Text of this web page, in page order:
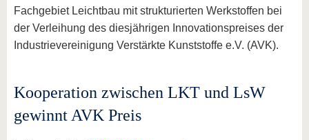
Fachgebiet Leichtbau mit strukturierten Werkstoffen bei
der Verleihung des diesjährigen Innovationspreises der
Industrievereinigung Verstärkte Kunststoffe e.V. (AVK).
Kooperation zwischen LKT und LsW
gewinnt AVK Preis